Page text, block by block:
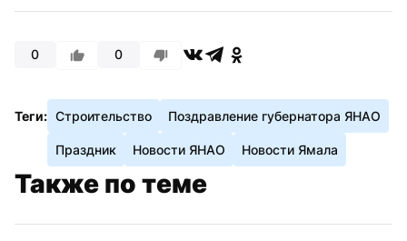
0 0
Теги: Строительство Поздравление губернатора ЯНАО
Праздник Новости ЯНАО Новости Ямала
Также по теме